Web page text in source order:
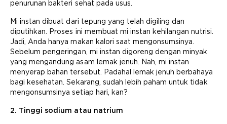
penurunan bakteri sehat pada usus.
Mi instan dibuat dari tepung yang telah digiling dan
diputihkan. Proses ini membuat mi instan kehilangan nutrisi.
Jadi, Anda hanya makan kalori saat mengonsumsinya.
Sebelum pengeringan, mi instan digoreng dengan minyak
yang mengandung asam lemak jenuh. Nah, mi instan
menyerap bahan tersebut. Padahal lemak jenuh berbahaya
bagi kesehatan. Sekarang, sudah lebih paham untuk tidak
mengonsumsinya setiap hari, kan?
2. Tinggi sodium atau natrium